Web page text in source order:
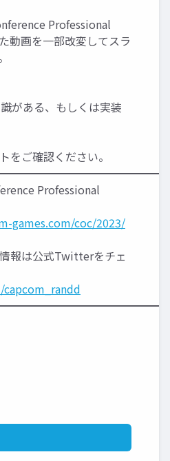
Professional
動画を一部改変してスラ
がある、もしくは実装
をご確認ください。
Professional
games.com/coc/2023/
報は公式Twitterをチェ